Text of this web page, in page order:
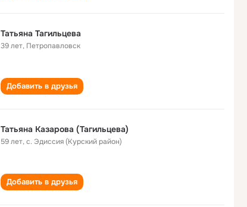
Татьяна Тагильцева
39 лет, Петропавловск
Добавить в друзья
Татьяна Казарова (Тагильцева)
59 лет,с. Эдиссия (Курский район)
Добавить в друзья